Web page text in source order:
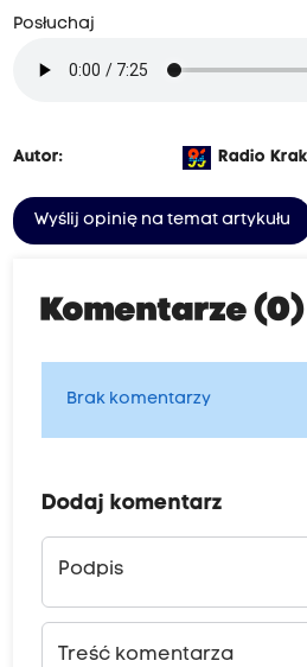
Posłuchaj
Autor: Radio
Wyślij opinię na temat artykułu
Komentarze (0)
Brak komentarzy
Dodaj komentarz
Podpis
Treść komentarza